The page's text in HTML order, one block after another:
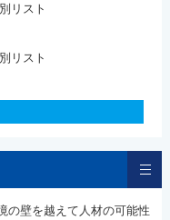
リスト
リスト
壁を越えて人材の可能性